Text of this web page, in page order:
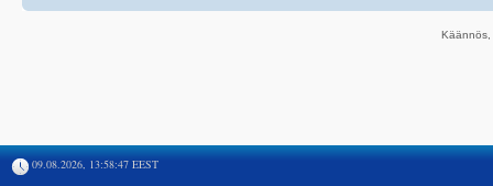
09.08.2026, 13:58:47 EEST